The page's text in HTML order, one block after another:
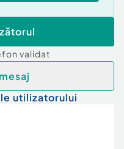
validat
utilizatorului